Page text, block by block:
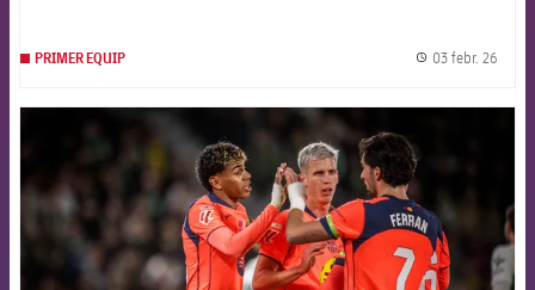
PRIMER EQUIP 03 febr. 26
FCB Barcelona badge